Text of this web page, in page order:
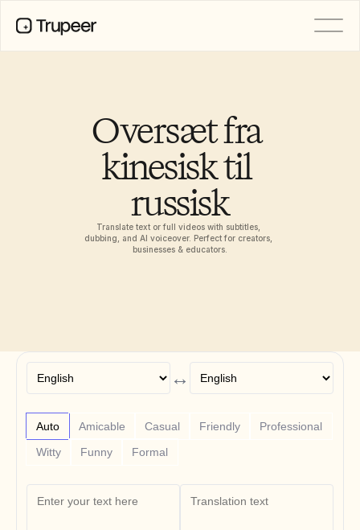
Oversæt fra
kinesisk til
russisk
Translate text or full videos with subtitles,
dubbing, and AI voiceover. Perfect for creators,
businesses & educators.
↔
Auto Amicable Casual Friendly
Professional
Witty
Funny Formal
Knowledge Base
Free Tools
FAQs
Announcement
Partner Program
USECASES
Change Management
Sales Enablement
Product Marketing
Customer Success